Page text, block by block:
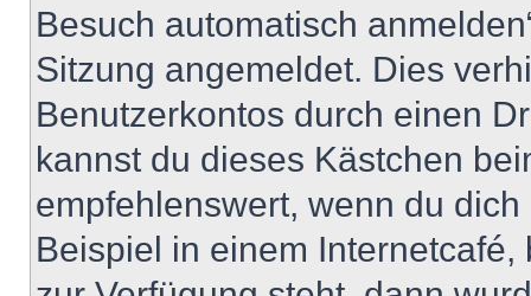
Besuch automatisch
Sitzung angemeldet. Dies
Benutzerkontos durch einen
kannst du dieses Kästchen
empfehlenswert, wenn du
Beispiel in einem